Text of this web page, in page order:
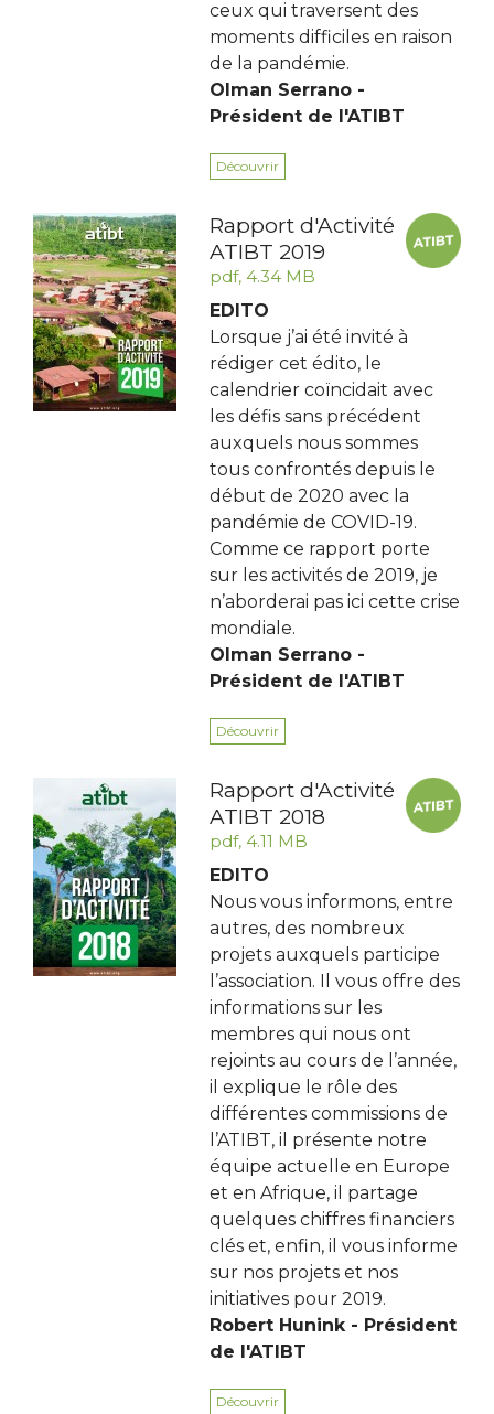
ceux qui traversent des
moments difficiles en raison
de la pandémie.
Olman Serrano -
Président de l'ATIBT
Découvrir
Rapport d'Activité
ATIBT 2019
pdf, 4.34 MB
EDITO
Lorsque j’ai été invité à
rédiger cet édito, le
calendrier coïncidait avec
les défis sans précédent
auxquels nous sommes
tous confrontés depuis le
début de 2020 avec la
pandémie de COVID-19.
Comme ce rapport porte
sur les activités de 2019, je
n’aborderai pas ici cette crise
mondiale.
Olman Serrano -
Président de l'ATIBT
Découvrir
Rapport d'Activité
ATIBT 2018
pdf, 4.11 MB
EDITO
Nous vous informons, entre
autres, des nombreux
projets auxquels participe
l’association. Il vous offre des
informations sur les
membres qui nous ont
rejoints au cours de l’année,
il explique le rôle des
différentes commissions de
l’ATIBT, il présente notre
équipe actuelle en Europe
et en Afrique, il partage
quelques chiffres financiers
clés et, enfin, il vous informe
sur nos projets et nos
initiatives pour 2019.
Robert Hunink - Président
de l'ATIBT
Découvrir